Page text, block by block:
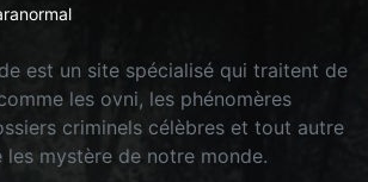
est un site spécialisé qui traitent de
les ovni, les phénomères
criminels célèbres et tout autre
les mystère de notre monde.